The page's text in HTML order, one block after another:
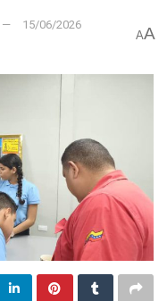
15/06/2026
AA